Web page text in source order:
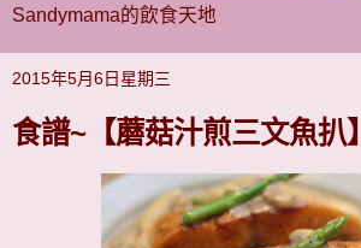
Sandymama的飲食天地
2015年5月6日星期三
食譜~【蘑菇汁煎三文魚扒】